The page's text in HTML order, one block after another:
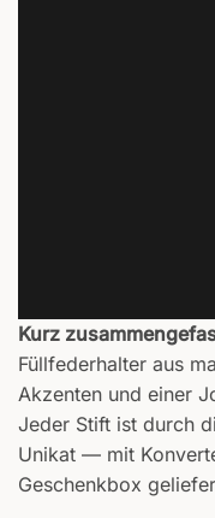
Kurz
Füllfederhalter aus
Akzenten und einer
Jeder Stift ist durch
Unikat — mit
Geschenkbox